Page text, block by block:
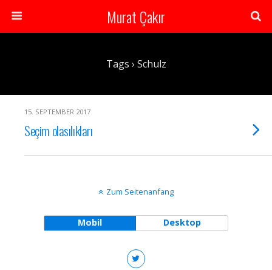
Murat Çakır
Tags › Schulz
15. SEPTEMBER 2017
Seçim olasılıkları
Zum Seitenanfang
Mobil Desktop